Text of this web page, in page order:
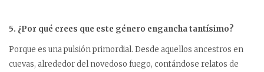
5. ¿Por qué crees que este género engancha tantísimo?
Porque es una pulsión primordial. Desde aquellos ancestros en
cuevas, alrededor del novedoso fuego, contándose relatos de